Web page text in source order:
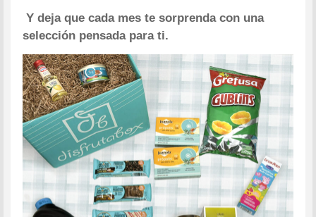
Y deja que cada mes te sorprenda con una
selección pensada para ti.